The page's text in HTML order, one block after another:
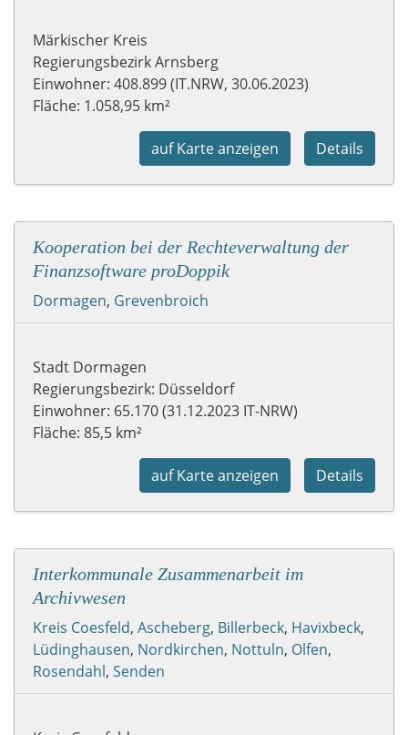
Märkischer Kreis
Regierungsbezirk Arnsberg
Einwohner: 408.899 (IT.NRW, 30.06.2023)
Fläche: 1.058,95 km²
Details
auf Karte anzeigen
Kooperation bei der Rechteverwaltung der
Finanzsoftware proDoppik
Dormagen, Grevenbroich
Stadt Dormagen
Regierungsbezirk: Düsseldorf
Einwohner: 65.170 (31.12.2023 IT-NRW)
Fläche: 85,5 km²
Details
auf Karte anzeigen
Interkommunale Zusammenarbeit im
Archivwesen
Kreis Coesfeld, Ascheberg, Billerbeck, Havixbeck,
Lüdinghausen, Nordkirchen, Nottuln, Olfen,
Rosendahl, Senden